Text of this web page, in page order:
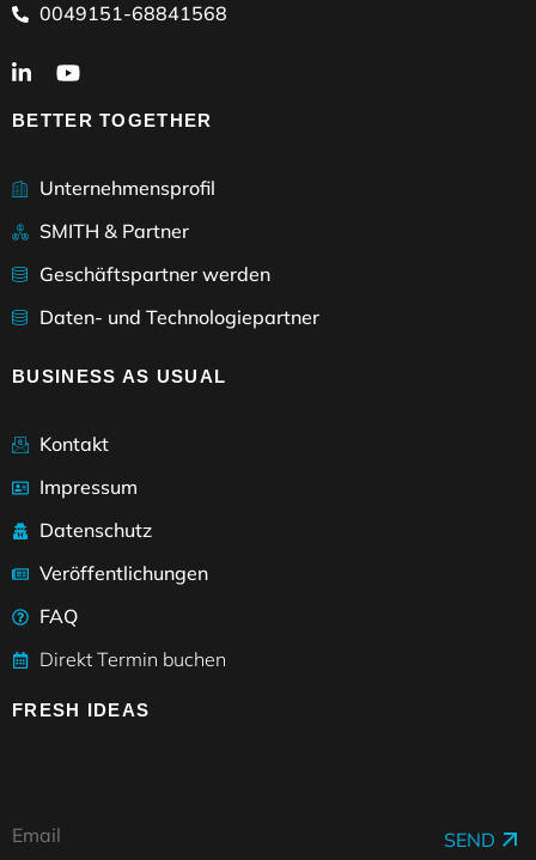
0049151-68841568
BETTER TOGETHER
Unternehmensprofil
SMITH & Partner
Geschäftspartner werden
Daten- und Technologiepartner
BUSINESS AS USUAL
Kontakt
Impressum
Datenschutz
Veröffentlichungen
FAQ
Direkt Termin buchen
FRESH IDEAS
SEND